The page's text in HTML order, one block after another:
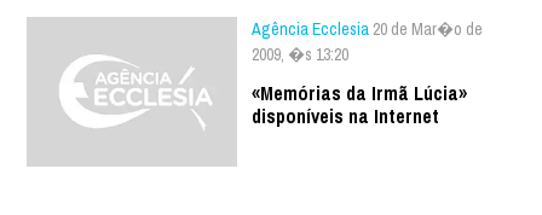
Agência Ecclesia 20 de Mar�o de
2009, �s 13:20
«Memórias da Irmã Lúcia»
disponíveis na Internet